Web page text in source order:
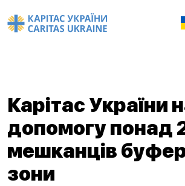
Карітас України
допомогу понад
мешканців
зони